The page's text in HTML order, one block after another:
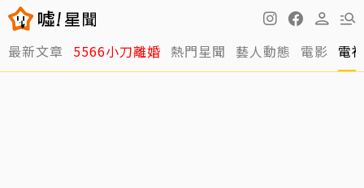
最新文章 5566小刀離婚 熱門星聞 藝人動態 電影 電